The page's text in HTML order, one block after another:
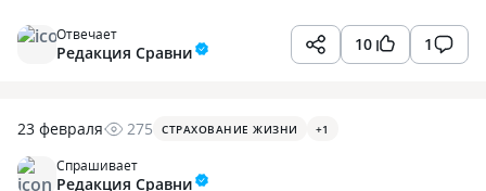
10 1
Отвечает
Редакция Сравни
23 февраля 275 СТРАХОВАНИЕ ЖИЗНИ +1
Спрашивает
Редакция Сравни